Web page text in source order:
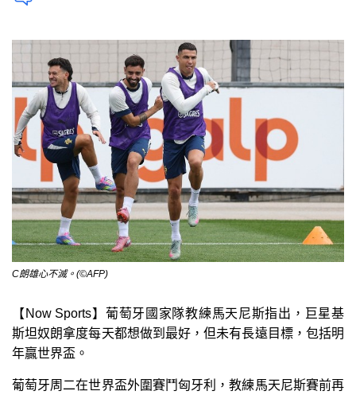
C朗雄心不滅。(©AFP)
【Now Sports】葡萄牙國家隊教練馬天尼斯指出，巨星基
斯坦奴朗拿度每天都想做到最好，但未有長遠目標，包括明
年贏世界盃。
葡萄牙周二在世界盃外圍賽鬥匈牙利，教練馬天尼斯賽前再